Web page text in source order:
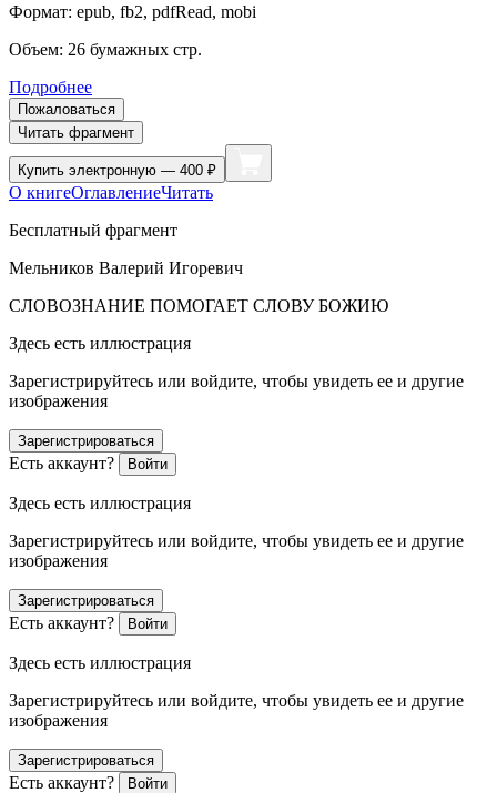
Формат: epub, fb2, pdfRead, mobi
Объем: 26 бумажных стр.
Подробнее
Пожаловаться
Читать фрагмент
Купить электронную — 400 ₽
О книгеОглавлениеЧитать
Бесплатный фрагмент
Мельников Валерий Игоревич
СЛОВОЗНАНИЕ ПОМОГАЕТ СЛОВУ БОЖИЮ
Здесь есть иллюстрация
Зарегистрируйтесь или войдите, чтобы увидеть ее и другие
изображения
Зарегистрироваться
Есть аккаунт? Войти
Здесь есть иллюстрация
Зарегистрируйтесь или войдите, чтобы увидеть ее и другие
изображения
Зарегистрироваться
Есть аккаунт? Войти
Здесь есть иллюстрация
Зарегистрируйтесь или войдите, чтобы увидеть ее и другие
изображения
Зарегистрироваться
Есть аккаунт? Войти